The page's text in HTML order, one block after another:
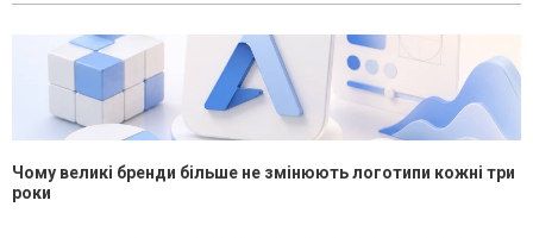
Чому великі бренди більше не змінюють логотипи кожні три
роки